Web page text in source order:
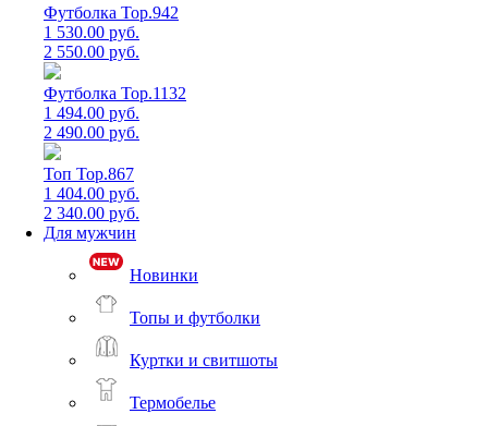
Футболка Top.942
1 530.00 руб.
2 550.00 руб.
Футболка Top.1132
1 494.00 руб.
2 490.00 руб.
Топ Top.867
1 404.00 руб.
2 340.00 руб.
Для мужчин
Новинки
Топы и футболки
Куртки и свитшоты
Термобелье